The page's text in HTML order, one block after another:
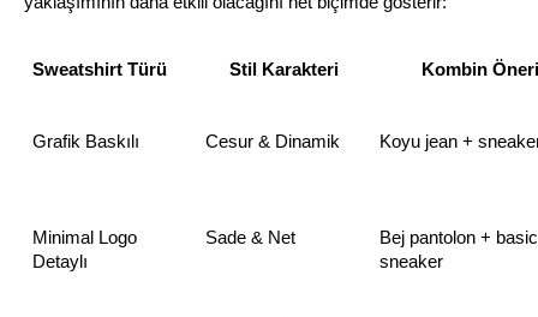
Sweatshirt Türü Stil Karakteri Kombin
Grafik Baskılı Cesur & Dinamik Koyu jean +
Minimal Logo
Detaylı
Sade & Net
Bej pantolon + basic
sneaker